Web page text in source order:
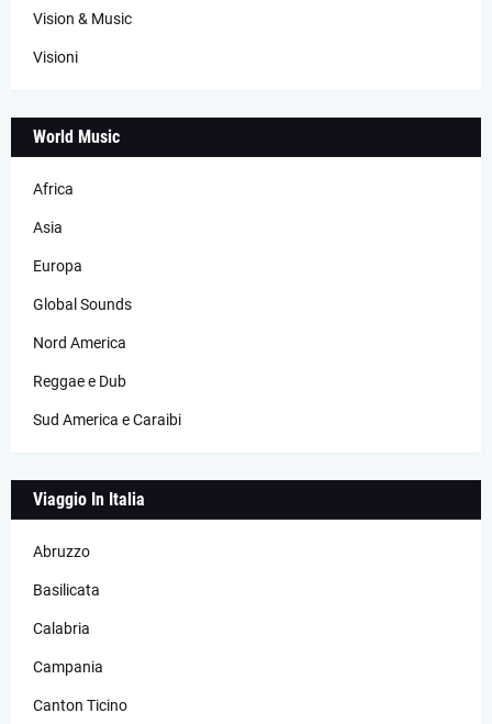
Vision & Music
Visioni
World Music
Africa
Asia
Europa
Global Sounds
Nord America
Reggae e Dub
Sud America e Caraibi
Viaggio In Italia
Abruzzo
Basilicata
Calabria
Campania
Canton Ticino